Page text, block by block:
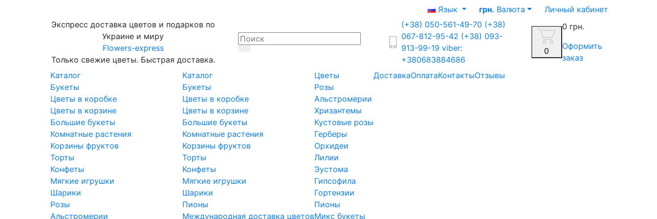
Язык грн. Валюта
Личный кабинет
Экспресс доставка цветов и подарков по
Украине и миру
Flowers-express
Только свежие цветы. Быстрая доставка.
(+38) 050-561-49-70 (+38)
067-812-95-42 (+38) 093-
913-99-19 viber:
+380683884686
0
0 грн.
Оформить
заказ
Каталог
Букеты
Цветы в коробке
Цветы в корзине
Большие букеты
Комнатные растения
Корзины фруктов
Торты
Конфеты
Мягкие игрушки
Шарики
Розы
Альстромерии
Каталог
Букеты
Цветы в коробке
Цветы в корзине
Большие букеты
Комнатные растения
Корзины фруктов
Торты
Конфеты
Мягкие игрушки
Шарики
Пионы
Международная доставка цветов
Цветы
Розы
Альстромерии
Хризантемы
Кустовые розы
Герберы
Орхидеи
Лилии
Эустома
Гипсофила
Гортензии
Пионы
Микс букеты
ДоставкаОплатаКонтактыОтзывы